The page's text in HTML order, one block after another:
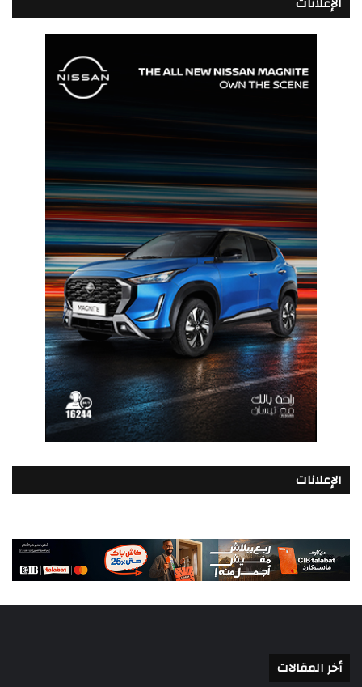
الإعلانات
أخر المقالات